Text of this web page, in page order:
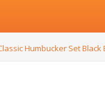
Humbucker Set Black